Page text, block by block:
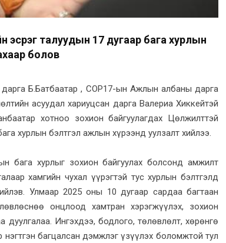
талуудын 17 дугаар бага хурлын
болов
Б.Батбаатар , COP17-ын Ажлын албаны дарга
асуудал хариуцсан дарга Валериа Хиккейтэй
хотноо зохион байгуулагдах Цөлжилттэй
хурлын бэлтгэл ажлын хүрээнд уулзалт хийлээ.
бага хурлыг зохион байгуулах болсонд амжилт
хамгийн чухал үүрэгтэй тус хурлын бэлтгэлд
Улмаар 2025 оны 10 дугаар сардаа багтаан
онцлоод хамтран хэрэгжүүлэх, зохион
дуулгалаа. Ингэхдээ, бодлого, төлөвлөлт, хөрөнгө
багцалсан дэмжлэг үзүүлэх боломжтой тул